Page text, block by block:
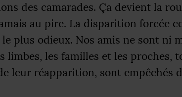
des camarades. Ça devient la
au pire. La disparition forcée
plus odieux. Nos amis ne sont ni
limbes, les familles et les proches,
leur réapparition, sont empêchés